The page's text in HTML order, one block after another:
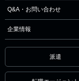
Q&A・お問い合わせ
企業情報
派遣